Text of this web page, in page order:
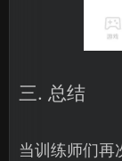
三. 总结
当训练师们再